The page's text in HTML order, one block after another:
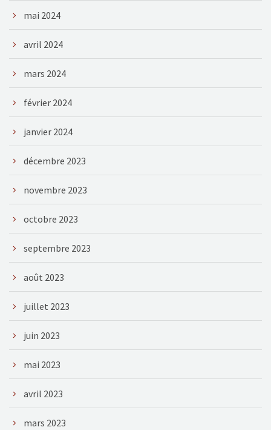
mai 2024
avril 2024
mars 2024
février 2024
janvier 2024
décembre 2023
novembre 2023
octobre 2023
septembre 2023
août 2023
juillet 2023
juin 2023
mai 2023
avril 2023
mars 2023